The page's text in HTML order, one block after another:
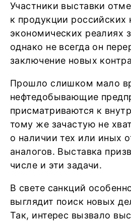
Участники выставки
к продукции
экономических реалиях
однако не всегда он
заключение новых
Прошло слишком мало
нефтедобывающие
присматриваются к
тому же зачастую не
о наличии тех или иных
аналогов. Выставка
числе и эти задачи.
В свете санкций
выглядит поиск новых
Так, интерес вызвало